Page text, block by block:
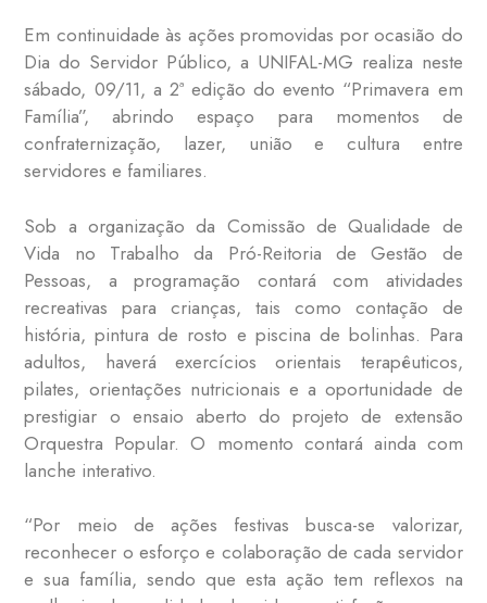
Em continuidade às ações promovidas por ocasião do
Dia do Servidor Público, a UNIFAL-MG realiza neste
sábado, 09/11, a 2ª edição do evento “Primavera em
Família”, abrindo espaço para momentos de
confraternização, lazer, união e cultura entre
servidores e familiares.
Sob a organização da Comissão de Qualidade de
Vida no Trabalho da Pró-Reitoria de Gestão de
Pessoas, a programação contará com atividades
recreativas para crianças, tais como contação de
história, pintura de rosto e piscina de bolinhas. Para
adultos, haverá exercícios orientais terapêuticos,
pilates, orientações nutricionais e a oportunidade de
prestigiar o ensaio aberto do projeto de extensão
Orquestra Popular. O momento contará ainda com
lanche interativo.
“Por meio de ações festivas busca-se valorizar,
reconhecer o esforço e colaboração de cada servidor
e sua família, sendo que esta ação tem reflexos na